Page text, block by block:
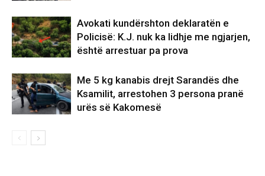
Avokati kundërshton deklaratën e
Policisë: K.J. nuk ka lidhje me ngjarjen,
është arrestuar pa prova
Me 5 kg kanabis drejt Sarandës dhe
Ksamilit, arrestohen 3 persona pranë
urës së Kakomesë